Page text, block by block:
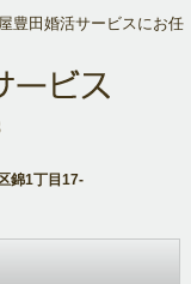
豊田婚活サービスにお任
錦1丁目17-